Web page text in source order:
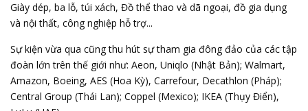
Giày dép, ba lỗ, túi xách, Đồ thể thao và dã ngoại, đồ gia dụng
và nội thất, công nghiệp hỗ trợ...
Sự kiện vừa qua cũng thu hút sự tham gia đông đảo của các tập
đoàn lớn trên thế giới như: Aeon, Uniqlo (Nhật Bản); Walmart,
Amazon, Boeing, AES (Hoa Kỳ), Carrefour, Decathlon (Pháp);
Central Group (Thái Lan); Coppel (Mexico); IKEA (Thụy Điển),